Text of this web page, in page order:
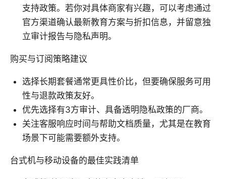
支持政策。若你对具体商家有兴趣，可以考虑通过
官方渠道确认最新教育方案与折扣信息，并留意独
立审计报告与隐私声明。
购买与订阅策略建议
选择长期套餐通常更具性价比，但要确保服务可用
性与退款政策友好。
优先选择有3方审计、具备透明隐私政策的厂商。
关注客服响应时间与帮助文档质量，尤其是在教育
场景下可能需要额外支持。
台式机与移动设备的最佳实践清单